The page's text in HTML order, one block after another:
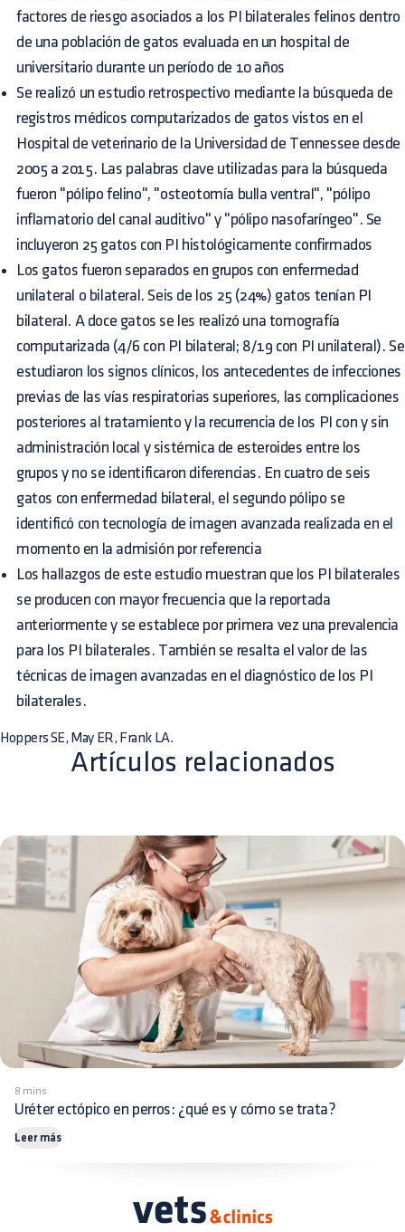
factores de riesgo asociados a los PI bilaterales felinos dentro
de una población de gatos evaluada en un hospital de
universitario durante un período de 10 años
Se realizó un estudio retrospectivo mediante la búsqueda de
registros médicos computarizados de gatos vistos en el
Hospital de veterinario de la Universidad de Tennessee desde
2005 a 2015. Las palabras clave utilizadas para la búsqueda
fueron "pólipo felino", "osteotomía bulla ventral", "pólipo
inflamatorio del canal auditivo" y "pólipo nasofaríngeo". Se
incluyeron 25 gatos con PI histológicamente confirmados
Los gatos fueron separados en grupos con enfermedad
unilateral o bilateral. Seis de los 25 (24%) gatos tenían PI
bilateral. A doce gatos se les realizó una tomografía
computarizada (4/6 con PI bilateral; 8/19 con PI unilateral). Se
estudiaron los signos clínicos, los antecedentes de infecciones
previas de las vías respiratorias superiores, las complicaciones
posteriores al tratamiento y la recurrencia de los PI con y sin
administración local y sistémica de esteroides entre los
grupos y no se identificaron diferencias. En cuatro de seis
gatos con enfermedad bilateral, el segundo pólipo se
identificó con tecnología de imagen avanzada realizada en el
momento en la admisión por referencia
Los hallazgos de este estudio muestran que los PI bilaterales
se producen con mayor frecuencia que la reportada
anteriormente y se establece por primera vez una prevalencia
para los PI bilaterales. También se resalta el valor de las
técnicas de imagen avanzadas en el diagnóstico de los PI
bilaterales.
Hoppers SE, May ER, Frank LA.
Artículos relacionados
8 mins
Uréter ectópico en perros: ¿qué es y cómo se trata?
Leer más